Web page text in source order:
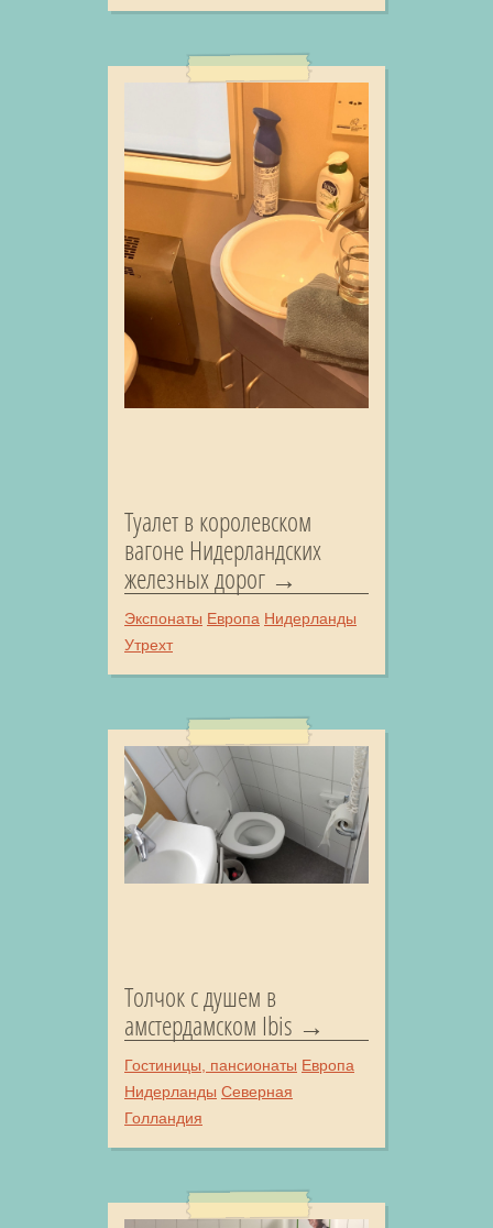
Туалет в королевском
вагоне Нидерландских
железных дорог
Экспонаты Европа Нидерланды
Утрехт
Толчок с душем в
амстердамском Ibis
Гостиницы, пансионаты Европа
Нидерланды Северная
Голландия